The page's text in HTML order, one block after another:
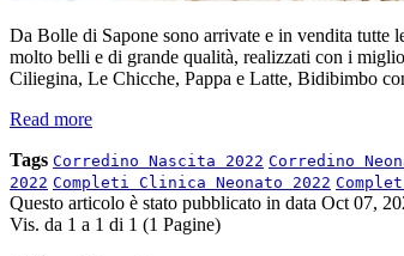
Da Bolle di Sapone sono arrivate e in vendita
molto belli e di grande qualità, realizzati con i
Ciliegina, Le Chicche, Pappa e Latte, Bidibimbo
Read more
Tags Corredino Nascita 2022 Corredino
2022 Completi Clinica Neonato 2022
Questo articolo è stato pubblicato in data Oct 07,
Vis. da 1 a 1 di 1 (1 Pagine)